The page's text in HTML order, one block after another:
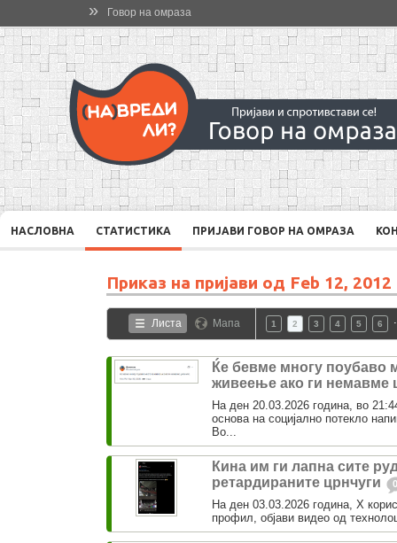
» Говор на омраза
НАСЛОВНА СТАТИСТИКА ПРИЈАВИ ГОВОР НА ОМРАЗА
Приказ на пријави од Feb 12,
Листа Мапа 1 2 3 4 5 6
Ќе бевме многу поубаво
живеење ако ги немавме
На ден 20.03.2026 година, во
основа на социјално потекло
Во...
Кина им ги лапна сите
ретардираните црнчуги
0
На ден 03.03.2026 година, Х
профил, објави видео од